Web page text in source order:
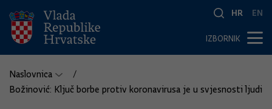
HR EN
IZBORNIK
Naslovnica
Božinović: Ključ borbe protiv koronavirusa je u svjesnosti ljudi